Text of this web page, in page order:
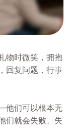
物时微笑，拥抱
回复问题，行事
他们可以根本无
们就会失败、失